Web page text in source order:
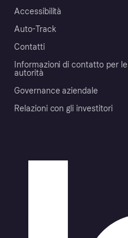
Accessibilità
Auto-Track
Contatti
Informazioni di contatto per le
autorità
Governance aziendale
Relazioni con gli investitori